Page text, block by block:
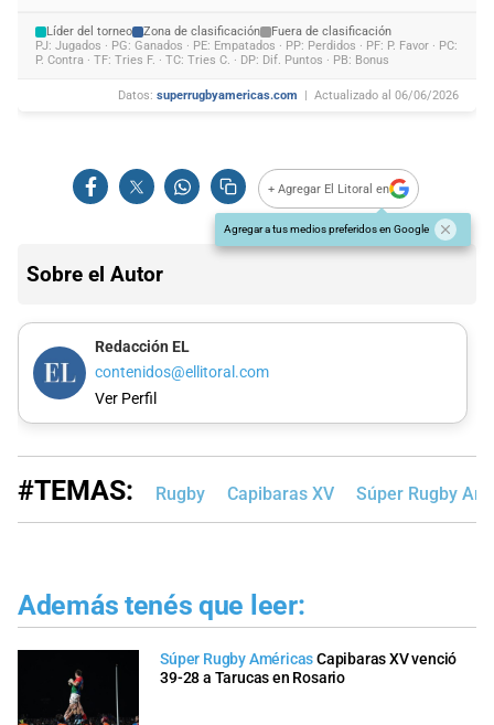
Líder del torneo Zona de clasificación
Fuera de clasificación
PJ: Jugados · PG: Ganados · PE: Empatados · PP: Perdidos · PF: P. Favor · PC:
P. Contra · TF: Tries F. · TC: Tries C. · DP: Dif. Puntos · PB: Bonus
Datos: superrugbyamericas.com | Actualizado al 06/06/2026
+ Agregar El Litoral en
Agregar a tus medios preferidos en Google
Sobre el Autor
Redacción EL
contenidos@ellitoral.com
Ver Perfil
#TEMAS: Rugby Capibaras XV Súper Rugby
Además tenés que leer:
Súper Rugby AméricasCapibaras XV venció
39-28 a Tarucas en Rosario